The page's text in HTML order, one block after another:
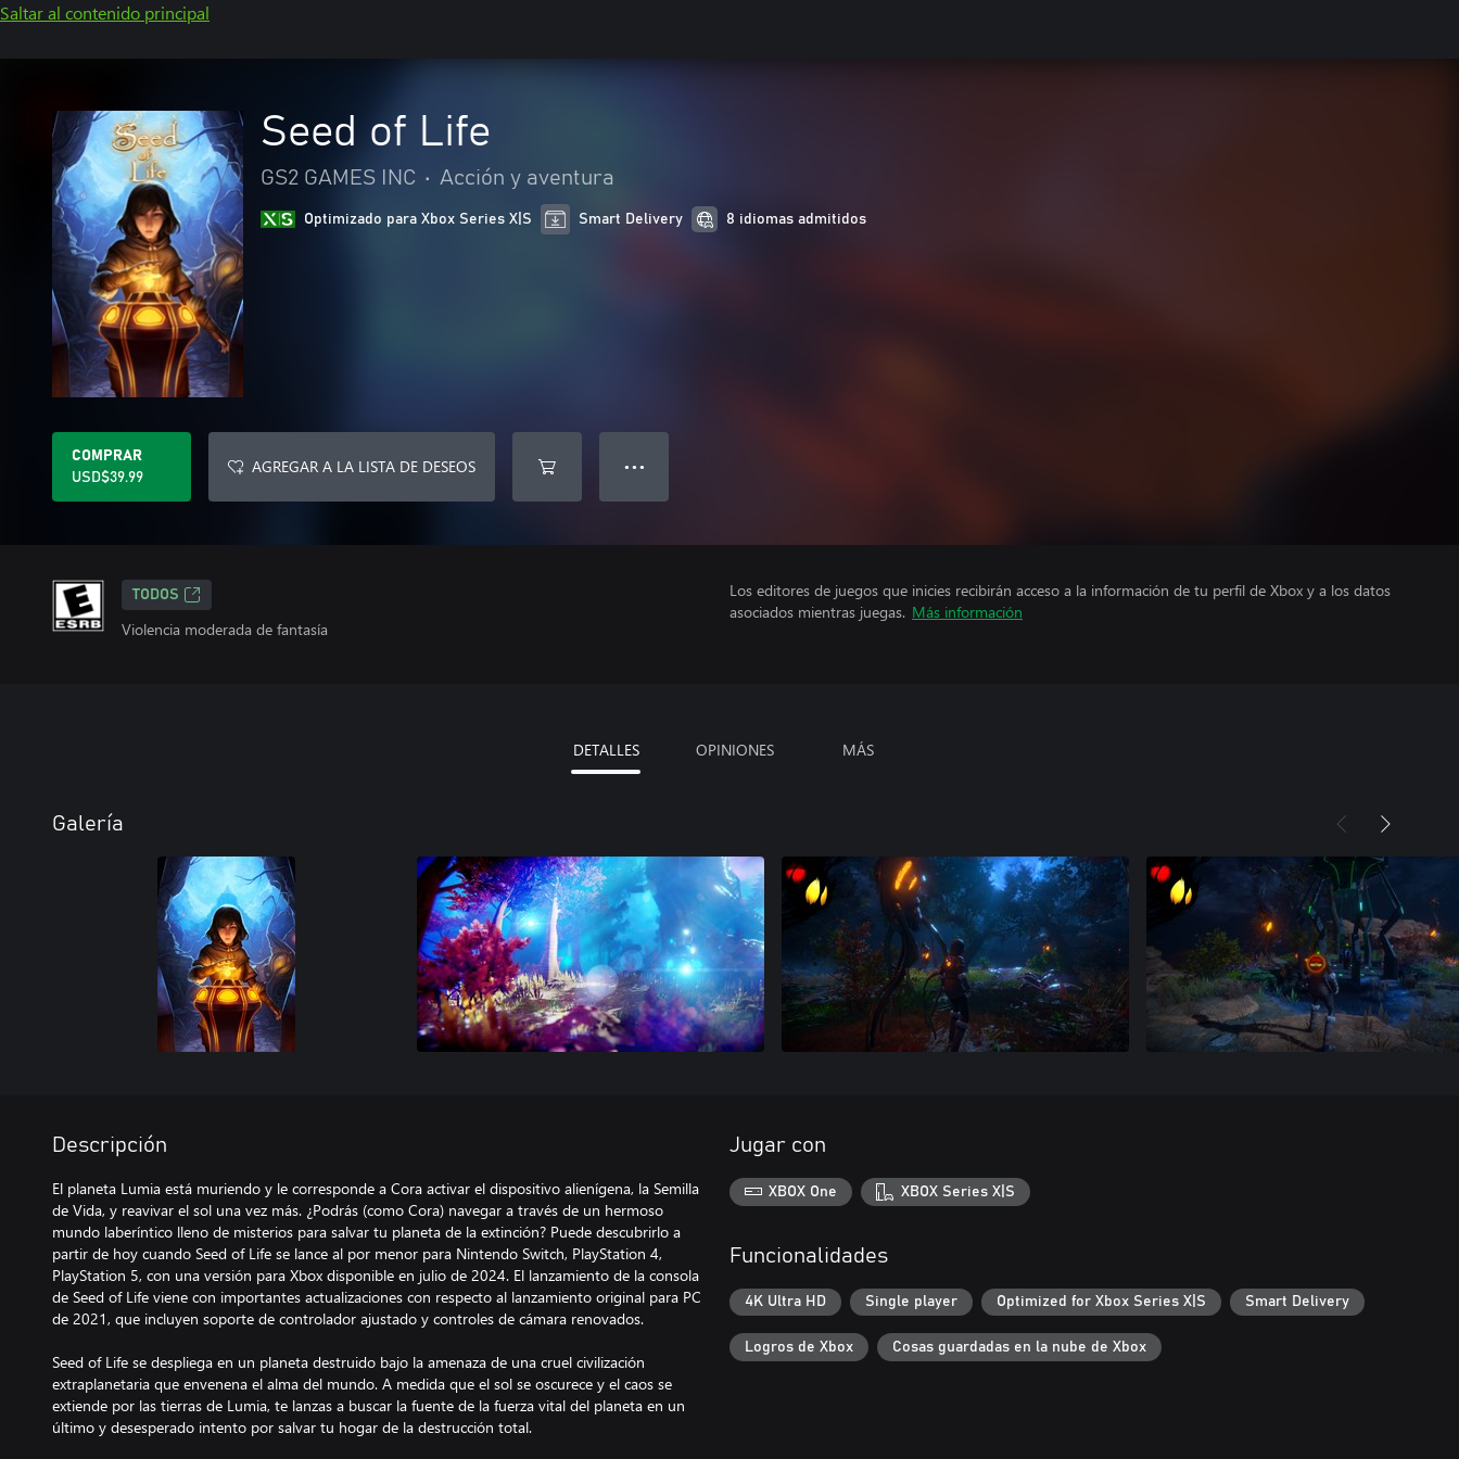
Saltar al contenido principal
Seed of Life
GS2 GAMES INC • Acción y aventura
Optimizado para Xbox Series X|S Smart Delivery 8 idiomas admitidos
COMPRAR
USD$39.99
AGREGAR A LA LISTA DE DESEOS ● ● ●
TODOS
Violencia moderada de fantasía
Los editores de juegos que inicies recibirán acceso a la información de tu perfil de Xbox y a los datos
asociados mientras juegas. Más información
DETALLES OPINIONES MÁS
Galería
Descripción
El planeta Lumia está muriendo y le corresponde a Cora activar el dispositivo alienígena, la Semilla
de Vida, y reavivar el sol una vez más. ¿Podrás (como Cora) navegar a través de un hermoso
mundo laberíntico lleno de misterios para salvar tu planeta de la extinción? Puede descubrirlo a
partir de hoy cuando Seed of Life se lance al por menor para Nintendo Switch, PlayStation 4,
PlayStation 5, con una versión para Xbox disponible en julio de 2024. El lanzamiento de la consola
de Seed of Life viene con importantes actualizaciones con respecto al lanzamiento original para PC
de 2021, que incluyen soporte de controlador ajustado y controles de cámara renovados.
Seed of Life se despliega en un planeta destruido bajo la amenaza de una cruel civilización
extraplanetaria que envenena el alma del mundo. A medida que el sol se oscurece y el caos se
extiende por las tierras de Lumia, te lanzas a buscar la fuente de la fuerza vital del planeta en un
último y desesperado intento por salvar tu hogar de la destrucción total.
Jugar con
XBOX One XBOX Series X|S
Funcionalidades
4K Ultra HD Single player Optimized for Xbox Series X|S Smart Delivery
Logros de Xbox Cosas guardadas en la nube de Xbox